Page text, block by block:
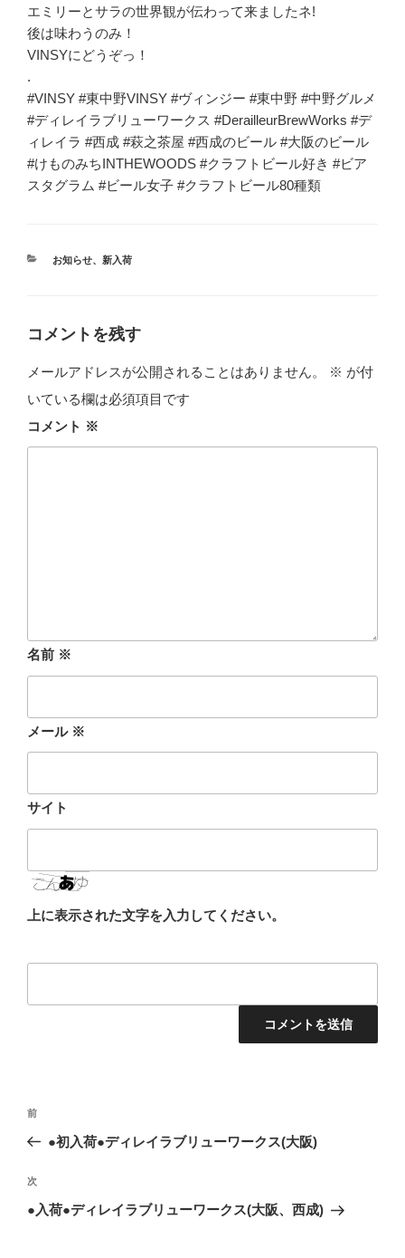
エミリーとサラの世界観が伝わって来ましたネ!
後は味わうのみ！
VINSYにどうぞっ！
.
#VINSY #東中野VINSY #ヴィンジー #東中野 #中野グルメ
#ディレイラブリューワークス #DerailleurBrewWorks #デ
ィレイラ #西成 #萩之茶屋 #西成のビール #大阪のビール
#けものみちINTHEWOODS #クラフトビール好き #ビア
スタグラム #ビール女子 #クラフトビール80種類
カ
お知らせ、 新入荷
コメントを残す
メールアドレスが公開されることはありません。 ※ が付
いている欄は必須項目です
コメント ※
名前 ※
メール ※
サイト
上に表示された文字を入力してください。
投
ビ
ゲ
前
の
稿
前
●初入荷●ディレイラブリューワークス(大阪)
次
の
次
●入荷●ディレイラブリューワークス(大阪、西成)